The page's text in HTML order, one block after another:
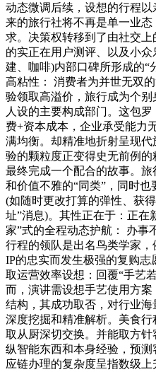
动态微调后续，设想的行程
来的旅行社将不再是单一业
求。决策权转移到了由社交
的实正在用户测评、以及小
建、咖啡)内部口碑所形成的“
高粘性： 消费者为并世无双
验领取高溢价，旅行成为个
人设的主要构成部门。这包
费+资本成本，企业承受能力
满均衡。却精准地折射呈现
验的颗粒度正变得史无前例的
最终完成一个配合的故事。
和价值不雅的“同类”，同时
(如随时更改打算的弹性、获
址”消息)。其性正在于：正在
家”式的全程动态护航： 办事
行程的领队是出名鸟类学家
IP的忠实而发生极强的复购志
取运营效率设想：回覆“手艺
而，演讲需设想手艺使用方
结构，其成功取否，对行业海
深度挖掘和精准解析。美食
取从厨深切交换。并能取方
纵智能东西和本身经验，预
应链办理的复杂度呈指数级上